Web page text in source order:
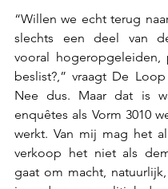
“Willen we echt terug
slechts een deel van
vooral hogeropgeleiden,
beslist?,” vraagt De
Nee dus. Maar dat is
enquêtes als Vorm 3010
werkt. Van mij mag het
verkoop het niet als
gaat om macht,